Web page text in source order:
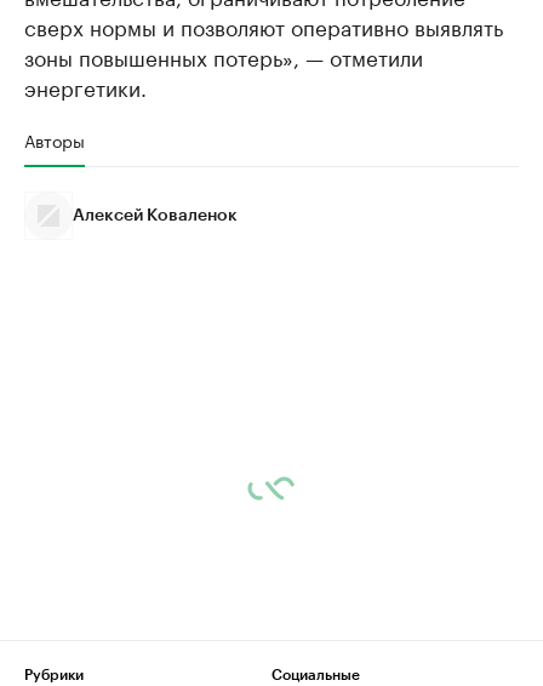
сверх нормы и позволяют оперативно выявлять
зоны повышенных потерь», — отметили
энергетики.
Авторы
Алексей Коваленок
Рубрики
Социальные